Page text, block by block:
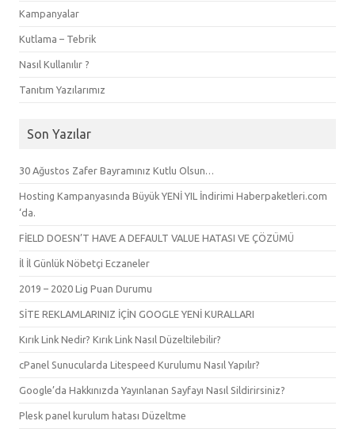
Kampanyalar
Kutlama – Tebrik
Nasıl Kullanılır ?
Tanıtım Yazılarımız
Son Yazılar
30 Ağustos Zafer Bayramınız Kutlu Olsun…
Hosting Kampanyasında Büyük YENİ YIL İndirimi Haberpaketleri.com
‘da.
FİELD DOESN’T HAVE A DEFAULT VALUE HATASI VE ÇÖZÜMÜ
İl İl Günlük Nöbetçi Eczaneler
2019 – 2020 Lig Puan Durumu
SİTE REKLAMLARINIZ İÇİN GOOGLE YENİ KURALLARI
Kırık Link Nedir? Kırık Link Nasıl Düzeltilebilir?
cPanel Sunucularda Litespeed Kurulumu Nasıl Yapılır?
Google’da Hakkınızda Yayınlanan Sayfayı Nasıl Sildirirsiniz?
Plesk panel kurulum hatası Düzeltme